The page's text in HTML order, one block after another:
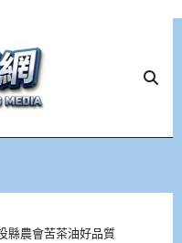
縣農會苦茶油好品質